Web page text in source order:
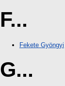
F...
Fekete Gyöngyi
G...